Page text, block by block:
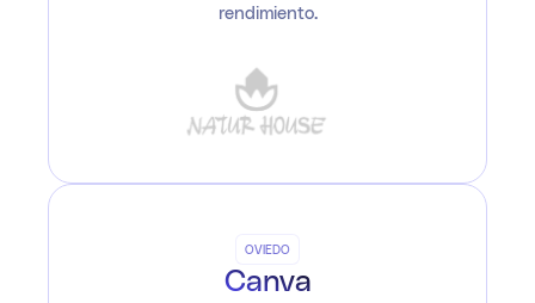
rendimiento.
OVIEDO
Canva